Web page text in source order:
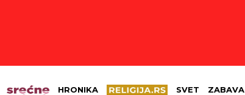
HRONIKA SVET ZABAVA